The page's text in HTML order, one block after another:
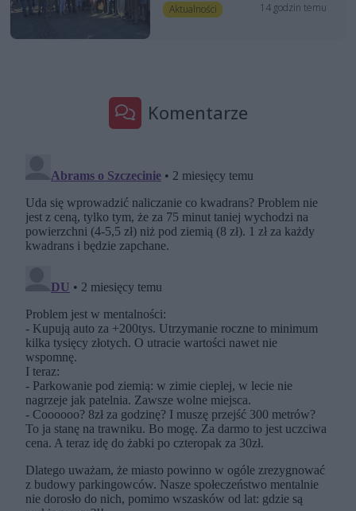
Aktualności 14 godzin temu
Komentarze